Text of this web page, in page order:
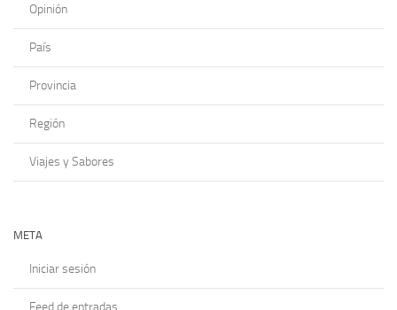
Opinión
País
Provincia
Región
Viajes y Sabores
META
Iniciar sesión
Feed de entradas